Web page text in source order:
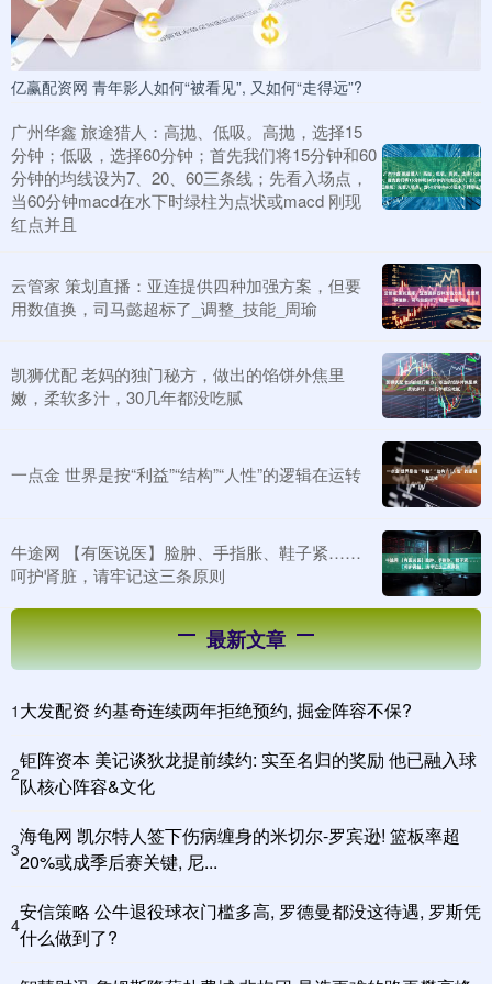
亿赢配资网 青年影人如何“被看见”, 又如何“走得远”?
广州华鑫 旅途猎人：高抛、低吸。高抛，选择15
分钟；低吸，选择60分钟；首先我们将15分钟和60
分钟的均线设为7、20、60三条线；先看入场点，
当60分钟macd在水下时绿柱为点状或macd 刚现
红点并且
云管家 策划直播：亚连提供四种加强方案，但要
用数值换，司马懿超标了_调整_技能_周瑜
凯狮优配 老妈的独门秘方，做出的馅饼外焦里
嫩，柔软多汁，30几年都没吃腻
一点金 世界是按“利益”“结构”“人性”的逻辑在运转
牛途网 【有医说医】脸肿、手指胀、鞋子紧……
呵护肾脏，请牢记这三条原则
最新文章
1 大发配资 约基奇连续两年拒绝预约, 掘金阵容不保?
2
钜阵资本 美记谈狄龙提前续约: 实至名归的奖励 他已融入球
队核心阵容&文化
3
海龟网 凯尔特人签下伤病缠身的米切尔-罗宾逊! 篮板率超
20%或成季后赛关键, 尼...
4
安信策略 公牛退役球衣门槛多高, 罗德曼都没这待遇, 罗斯凭
什么做到了?